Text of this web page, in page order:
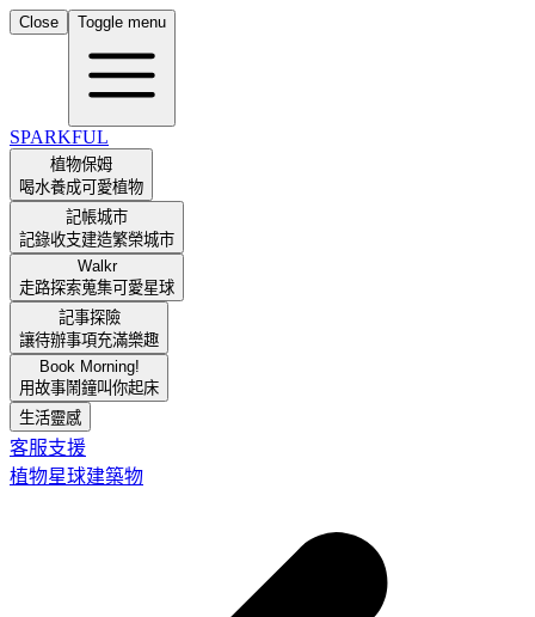
Close Toggle menu
SPARKFUL
植物保姆
喝水養成可愛植物
記帳城市
記錄收支建造繁榮城市
Walkr
走路探索蒐集可愛星球
記事探險
讓待辦事項充滿樂趣
Book Morning!
用故事鬧鐘叫你起床
生活靈感
客服支援
植物星球建築物